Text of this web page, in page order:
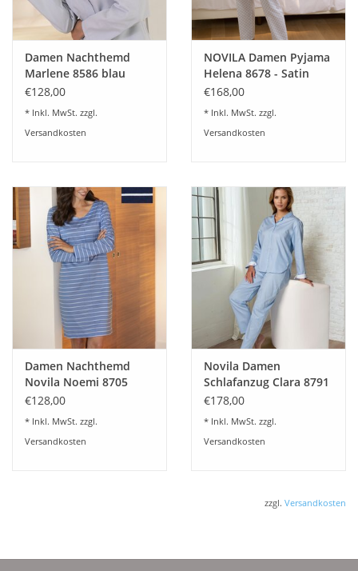
Damen Nachthemd
Marlene 8586 blau
€128,00
* Inkl. MwSt. zzgl.
Versandkosten
NOVILA Damen Pyjama
Helena 8678 - Satin
€168,00
* Inkl. MwSt. zzgl.
Versandkosten
Damen Nachthemd
Novila Noemi 8705
€128,00
* Inkl. MwSt. zzgl.
Versandkosten
Novila Damen
Schlafanzug Clara 8791
blau - Moderne Form,
€178,00
* Inkl. MwSt. zzgl.
Versandkosten
zzgl. Versandkosten